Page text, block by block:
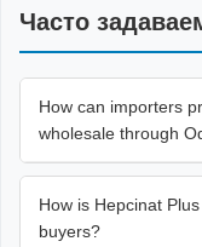
Часто
How can importers
wholesale through
How is Hepcinat
buyers?